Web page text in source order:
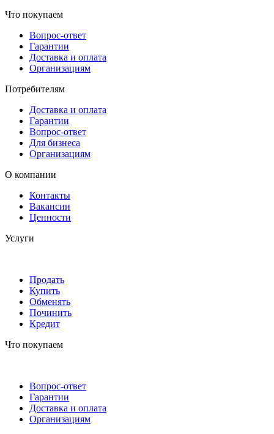
Что покупаем
Вопрос-ответ
Гарантии
Доставка и оплата
Организациям
Потребителям
Доставка и оплата
Гарантии
Вопрос-ответ
Для бизнеса
Организациям
О компании
Контакты
Вакансии
Ценности
Услуги
Продать
Купить
Обменять
Починить
Кредит
Что покупаем
Вопрос-ответ
Гарантии
Доставка и оплата
Организациям